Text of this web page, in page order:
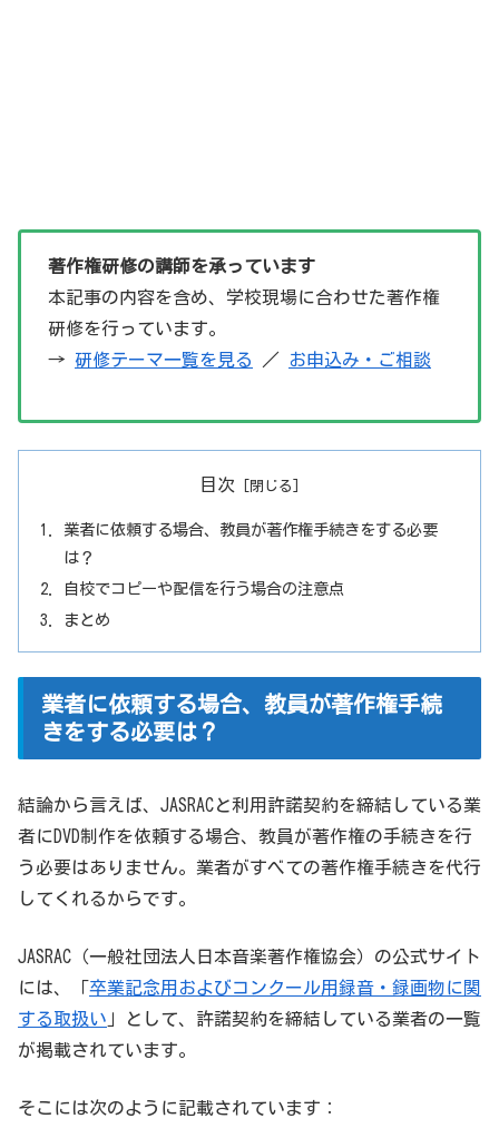
著作権研修の講師を承っています
本記事の内容を含め、学校現場に合わせた著作権
研修を行っています。
→ 研修テーマ一覧を見る ／ お申込み・ご相談
目次
業者に依頼する場合、教員が著作権手続きをする必要
は？
自校でコピーや配信を行う場合の注意点
まとめ
業者に依頼する場合、教員が著作権手続
きをする必要は？
結論から言えば、JASRACと利用許諾契約を締結している業
者にDVD制作を依頼する場合、教員が著作権の手続きを行
う必要はありません。業者がすべての著作権手続きを代行
してくれるからです。
JASRAC（一般社団法人日本音楽著作権協会）の公式サイト
には、「卒業記念用およびコンクール用録音・録画物に関
する取扱い 」として、許諾契約を締結している業者の一覧
が掲載されています。
そこには次のように記載されています：